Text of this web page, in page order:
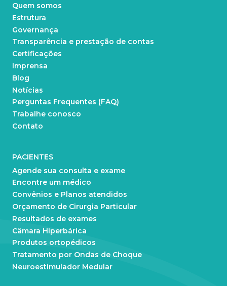
Quem somos
Estrutura
Governança
Transparência e prestação de contas
Certificações
Imprensa
Blog
Notícias
Perguntas Frequentes (FAQ)
Trabalhe conosco
Contato
PACIENTES
Agende sua consulta e exame
Encontre um médico
Convênios e Planos atendidos
Orçamento de Cirurgia Particular
Resultados de exames
Câmara Hiperbárica
Produtos ortopédicos
Tratamento por Ondas de Choque
Neuroestimulador Medular